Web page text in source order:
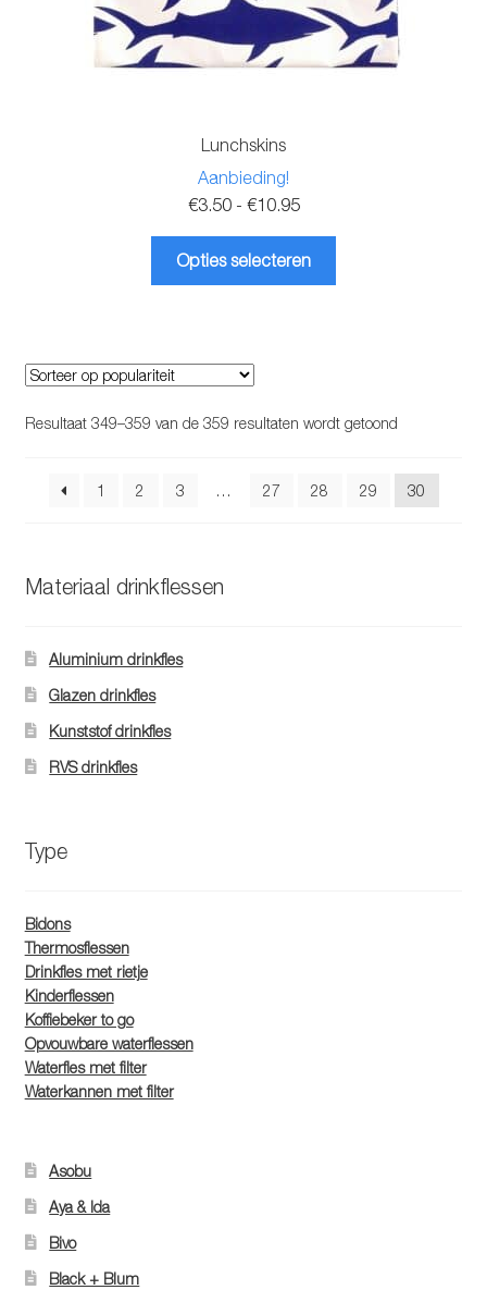
Lunchskins
Aanbieding!
€3.50 - €10.95Prijsklasse:
tot
€10.95
Opties selecteren
kan
worden
Resultaat 349–359 van de 359 resultaten wordt getoondGesorteerd
populariteit
1
2 3 … 27 28 29 30
Materiaal drinkflessen
Aluminium drinkfles
Glazen drinkfles
Kunststof drinkfles
RVS drinkfles
Type
Bidons
Thermosflessen
Drinkfles met rietje
Kinderflessen
Koffiebeker to go
Opvouwbare waterflessen
Waterfles met filter
Waterkannen met filter
Asobu
Aya & Ida
Bivo
Black + Blum